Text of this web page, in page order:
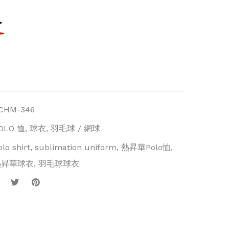
346
恤, 球衣, 羽毛球 / 網球
shirt, sublimation uniform, 熱昇華Polo恤,
華球衣, 羽毛球球衣